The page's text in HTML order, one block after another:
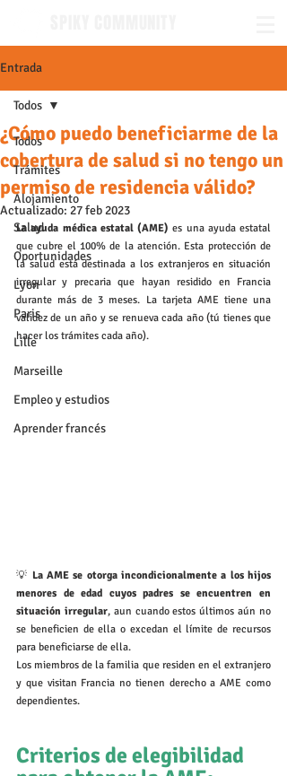
Entrada
Todos
Trámites
Alojamiento
Salud
Oportunidades
Lyon
Paris
Lille
Marseille
Empleo y estudios
Aprender francés
Todos
¿Cómo puedo beneficiarme de la
cobertura de salud si no tengo un
permiso de residencia válido?
Actualizado: 27 feb 2023
La ayuda médica estatal (AME) es una ayuda estatal
que cubre el 100% de la atención. Esta protección de
la salud está destinada a los extranjeros en situación
irregular y precaria que hayan residido en Francia
durante más de 3 meses. La tarjeta AME tiene una
validez de un año y se renueva cada año (tú tienes que
hacer los trámites cada año).
💡 La AME se otorga incondicionalmente a los hijos
menores de edad cuyos padres se encuentren en
situación irregular, aun cuando estos últimos aún no
se beneficien de ella o excedan el límite de recursos
para beneficiarse de ella.
Los miembros de la familia que residen en el extranjero
y que visitan Francia no tienen derecho a AME como
dependientes.
Criterios de elegibilidad